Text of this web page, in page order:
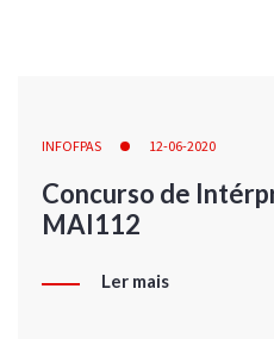
INFOFPAS 12-06-2020
Concurso de
MAI112
Ler mais